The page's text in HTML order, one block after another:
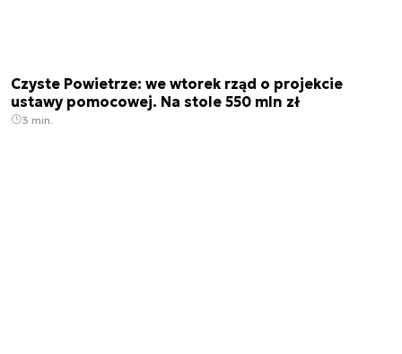
Czyste Powietrze: we wtorek rząd o projekcie
ustawy pomocowej. Na stole 550 mln zł
3 min.